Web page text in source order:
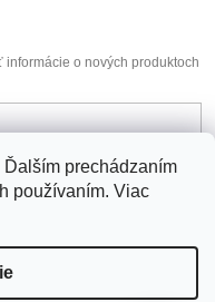
prechádzaním
používaním. Viac
o nových produktoch
osobných údajov